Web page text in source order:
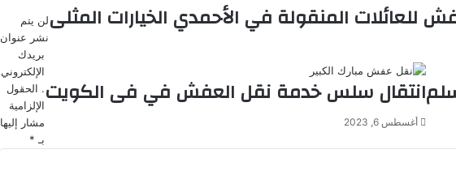
للعائلات المنقولة في الأحمدي الخيارات المثلى
انتقال سلس خدمة نقل العفش في فى الكويت
أغسطس 6, 2023
لن يتم
نشر عنوان
بريدك
الإلكتروني
. الحقول
الإلزامية
مشار إليها
بـ *